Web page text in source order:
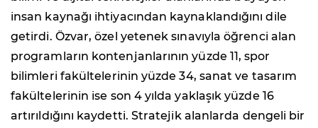
insan kaynağı ihtiyacından kaynaklandığını dile
getirdi. Özvar, özel yetenek sınavıyla öğrenci alan
programların kontenjanlarının yüzde 11, spor
bilimleri fakültelerinin yüzde 34, sanat ve tasarım
fakültelerinin ise son 4 yılda yaklaşık yüzde 16
artırıldığını kaydetti. Stratejik alanlarda dengeli bir